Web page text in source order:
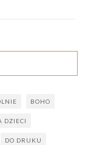
BOHO
DZIECI
DO DRUKU